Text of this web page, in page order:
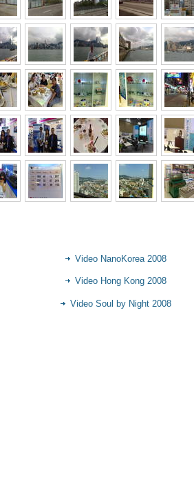
Video NanoKorea 2008
Video Hong Kong 2008
Video Soul by Night 2008